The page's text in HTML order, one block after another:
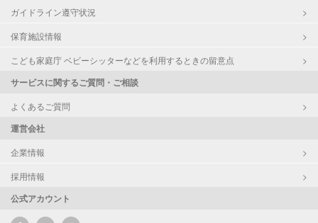
ガイドライン遵守状況
保育施設情報
こども家庭庁 ベビーシッターなどを利用するときの留意点
サービスに関するご質問・ご相談
よくあるご質問
運営会社
企業情報
採用情報
公式アカウント